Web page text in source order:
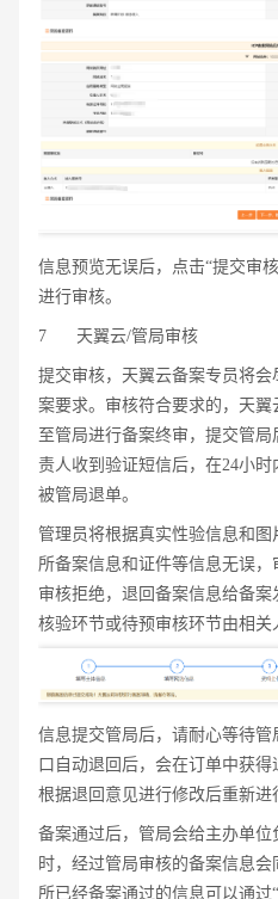
信息预览无误后，点击“提交审
进行审核。
7 天翼云/管局审核
提交审核，天翼云备案专员将
案要求。审核符合要求的，天
至管局进行备案终审，提交管
责人收到验证短信后，在24小
被管局退单。
管理员将根据真实性验信息和
所备案信息和证件等信息无误，
审核拒绝，退回备案信息给备
核验环节或待预审核环节由相关
信息提交管局后，请耐心等待
口自动退回后，会在订单中获
根据退回意见进行修改后重新进
备案通过后，管局会给主办单位
时，经过管局审核的备案信息
所已经备案通过的信息可以通过